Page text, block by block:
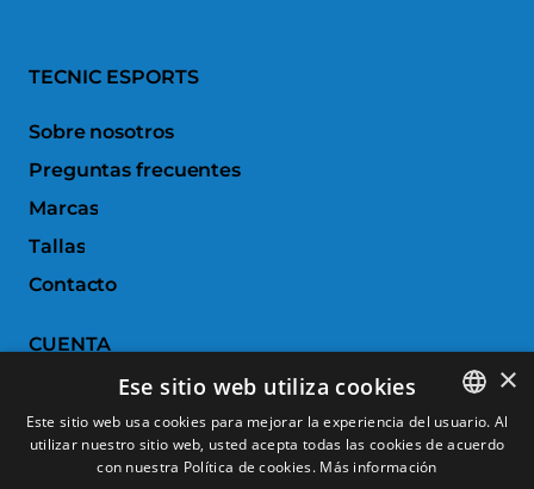
TECNIC ESPORTS
Sobre nosotros
Preguntas frecuentes
Marcas
Tallas
Contacto
CUENTA
Historial de pedidos
Devoluciones
Productos favoritos
SPANISH
×
Ese sitio web utiliza cookies
Este sitio web usa cookies para mejorar la experiencia del usuario. Al
utilizar nuestro sitio web, usted acepta todas las cookies de acuerdo
con nuestra Política de cookies. Más información